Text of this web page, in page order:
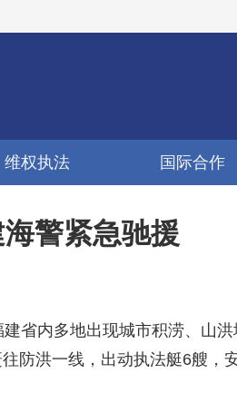
维权执法 国际合作
警紧急驰援
省内多地出现城市积涝、山
防洪一线，出动执法艇6艘，